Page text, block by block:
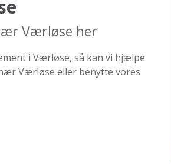
Værløse her
i Værløse, så kan vi hjælpe
Værløse eller benytte vores